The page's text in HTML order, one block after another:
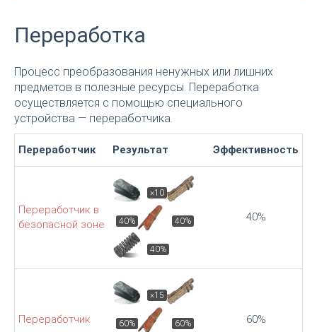
Переработка
Процесс преобразования ненужных или лишних
предметов в полезные ресурсы. Переработка
осуществляется с помощью специального
устройства — переработчика.
Переработчик Результат Эффективность
Переработчик в
безопасной зоне
×10
40% 40%
40%
40%
Переработчик
×15
60% 60% 60%